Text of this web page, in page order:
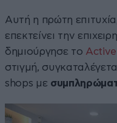
Αυτή η πρώτη
επεκτείνει την
δημιούργησε το
στιγμή,
shops με